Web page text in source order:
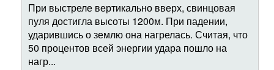
При выстреле вертикально вверх, свинцовая
пуля достигла высоты 1200м. При падении,
ударившись о землю она нагрелась. Считая, что
50 процентов всей энергии удара пошло на
нагр...